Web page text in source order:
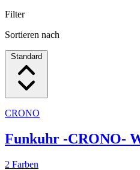
Filter
Sortieren nach
Standard
CRONO
Funkuhr -CRONO-
2 Farben